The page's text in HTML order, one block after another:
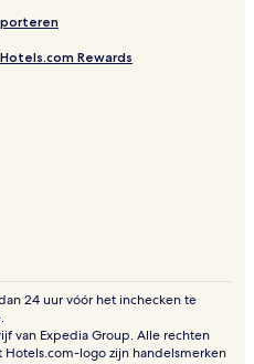
Rewards
24 uur vóór het inchecken te
van Expedia Group. Alle rechten
logo zijn handelsmerken